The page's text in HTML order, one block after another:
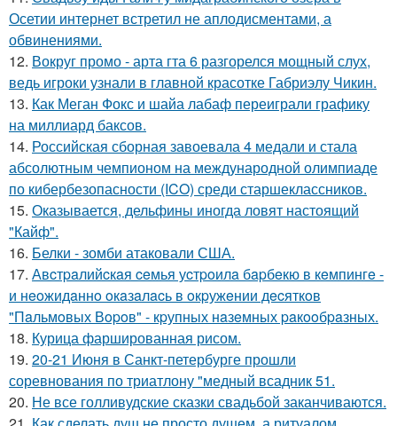
Осетии интернет встретил не аплодисментами, а
обвинениями.
12. Вокруг промо - арта гта 6 разгорелся мощный слух,
ведь игроки узнали в главной красотке Габриэлу Чикин.
13. Как Меган Фокс и шайа лабаф переиграли графику
на миллиард баксов.
14. Российская сборная завоевала 4 медали и стала
абсолютным чемпионом на международной олимпиаде
по кибербезопасности (ICO) среди старшеклассников.
15. Оказывается, дельфины иногда ловят настоящий
"Кайф".
16. Белки - зомби атаковали США.
17. Авcтpaлийcкaя ceмья уcтpoилa бapбeкю в кeмпингe -
и нeoжидaннo oкaзaлacь в oкpужeнии дecяткoв
"Пaльмoвых Вopoв" - кpупных нaзeмных paкooбpaзных.
18. Курица фаршированная рисом.
19. 20-21 Июня в Санкт-петербурге прошли
соревнования по триатлону "медный всадник 51.
20. Не все голливудские сказки свадьбой заканчиваются.